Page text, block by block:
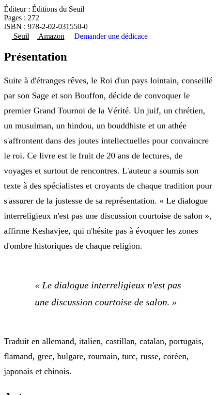
Éditeur : Éditions du Seuil
Pages : 272
ISBN : 978-2-02-031550-0
Seuil
Amazon Demander une dédicace
Présentation
Suite à d'étranges rêves, le Roi d'un pays lointain, conseillé
par son Sage et son Bouffon, décide de convoquer le
premier Grand Tournoi de la Vérité. Un juif, un chrétien,
un musulman, un hindou, un bouddhiste et un athée
s'affrontent dans des joutes intellectuelles pour convaincre
le roi. Ce livre est le fruit de 20 ans de lectures, de
voyages et surtout de rencontres. L'auteur a soumis son
texte à des spécialistes et croyants de chaque tradition pour
s'assurer de la justesse de sa représentation. « Le dialogue
interreligieux n'est pas une discussion courtoise de salon »,
affirme Keshavjee, qui n'hésite pas à évoquer les zones
d'ombre historiques de chaque religion.
« Le dialogue interreligieux n'est pas
une discussion courtoise de salon. »
Traduit en allemand, italien, castillan, catalan, portugais,
flamand, grec, bulgare, roumain, turc, russe, coréen,
japonais et chinois.